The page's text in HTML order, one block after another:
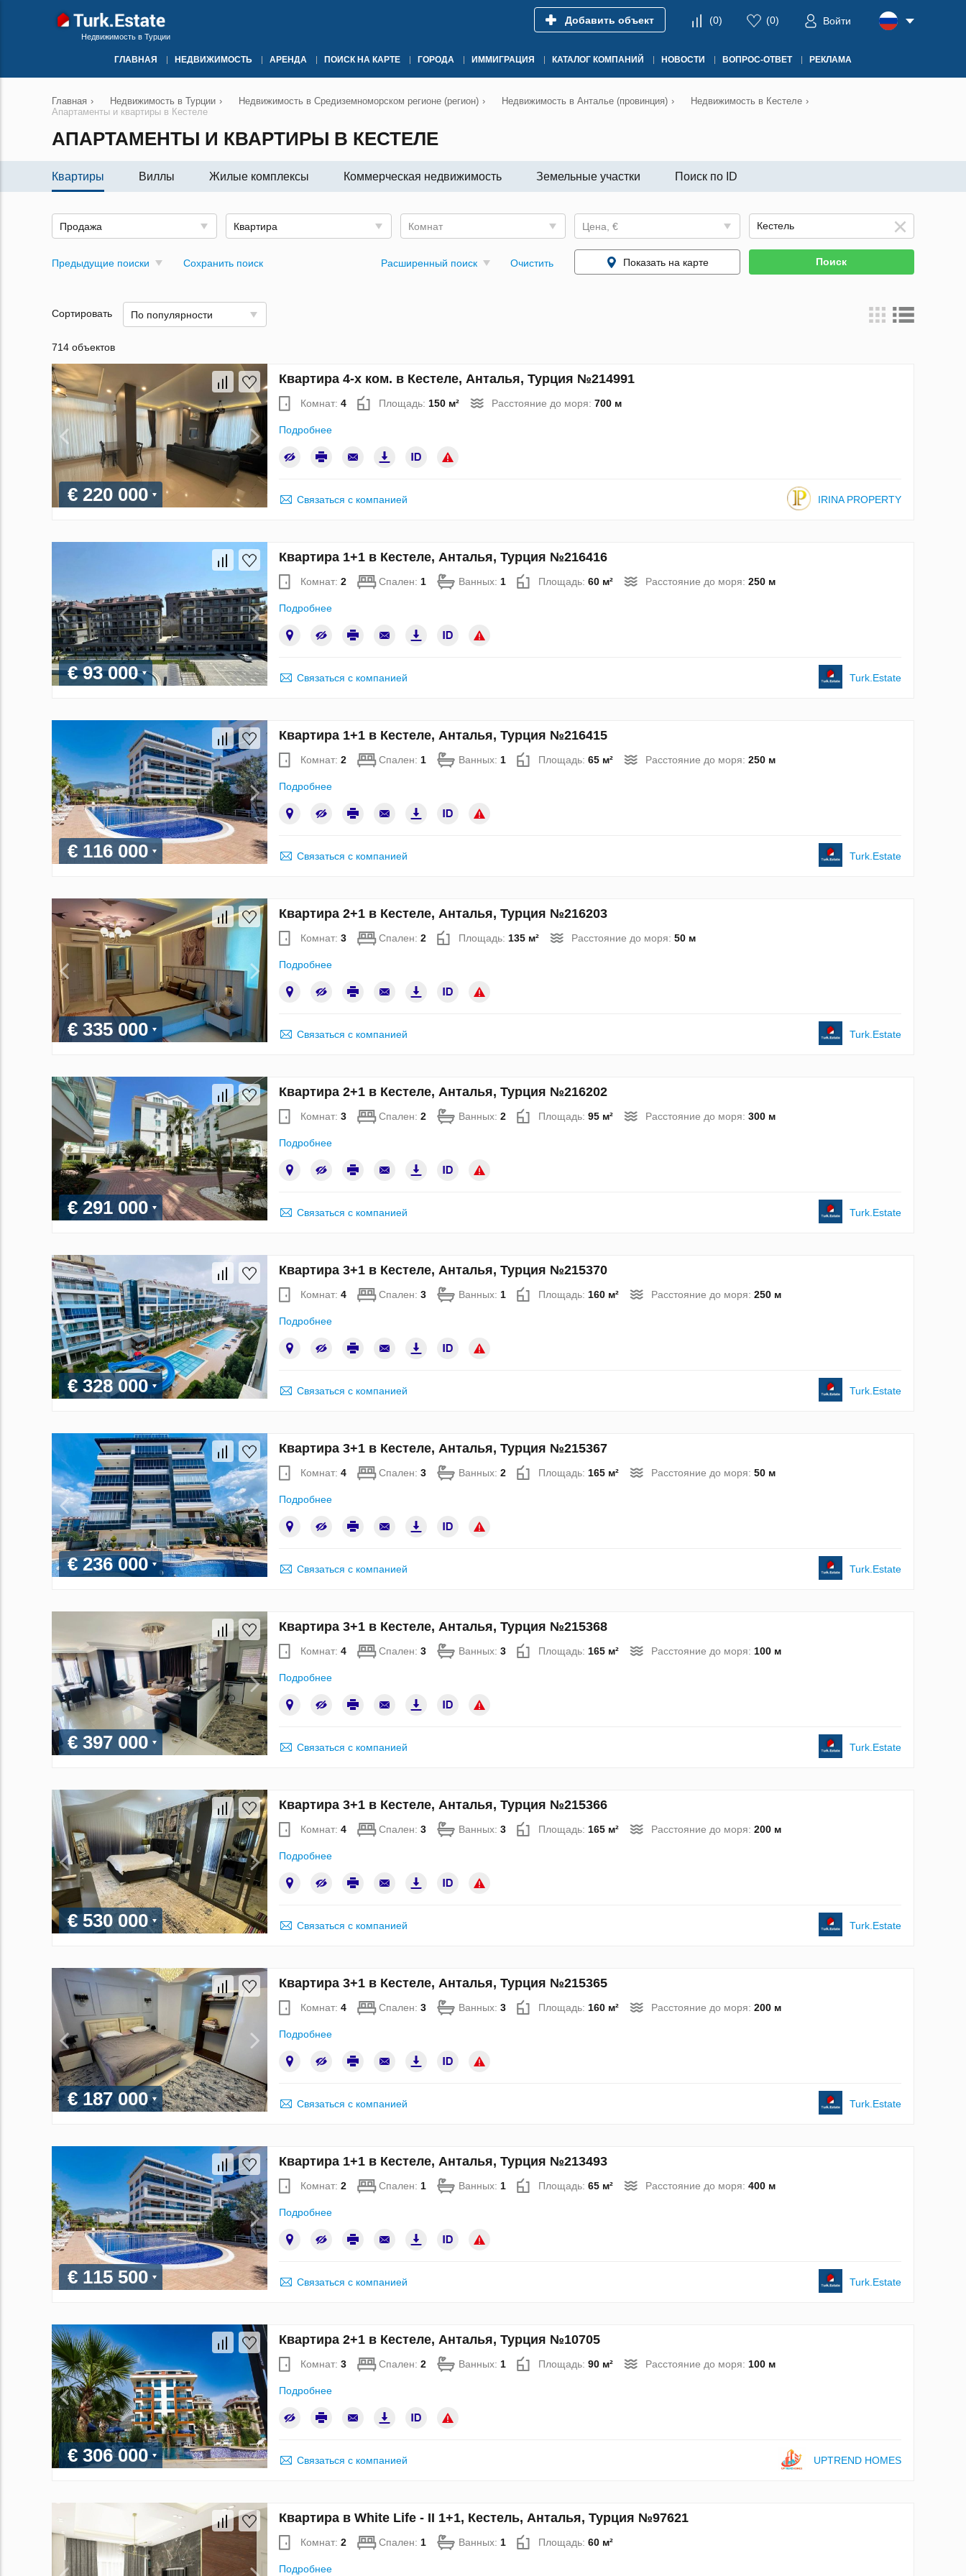
Недвижимость в Турции
Добавить объект (0) (0) Войти
ГЛАВНАЯ НЕДВИЖИМОСТЬ АРЕНДА ПОИСК НА КАРТЕ ГОРОДА ИММИГРАЦИЯ КАТАЛОГ КОМПАНИЙ НОВОСТИ ВОПРОС-ОТВЕТ РЕКЛАМА
Главная › Недвижимость в Турции › Недвижимость в Средиземноморском регионе (регион) › Недвижимость в Анталье (провинция) › Недвижимость в Кестеле ›
Апартаменты и квартиры в Кестеле
АПАРТАМЕНТЫ И КВАРТИРЫ В КЕСТЕЛЕ
Квартиры Виллы Жилые комплексы Коммерческая недвижимость Земельные участки Поиск по ID
Продажа Квартира Комнат Цена, €
Предыдущие поиски Сохранить поиск Расширенный поиск Очистить Показать на карте Поиск
Сортировать По популярности
714 объектов
€ 220 000
Квартира 4-х ком. в Кестеле, Анталья, Турция №214991
Комнат: 4 Площадь: 150 м² Расстояние до моря: 700 м
Подробнее
Связаться с компанией IRINA PROPERTY
€ 93 000
Квартира 1+1 в Кестеле, Анталья, Турция №216416
Комнат: 2 Спален: 1 Ванных: 1 Площадь: 60 м² Расстояние до моря: 250 м
Подробнее
Связаться с компанией Turk.Estate
€ 116 000
Квартира 1+1 в Кестеле, Анталья, Турция №216415
Комнат: 2 Спален: 1 Ванных: 1 Площадь: 65 м² Расстояние до моря: 250 м
Подробнее
Связаться с компанией Turk.Estate
€ 335 000
Квартира 2+1 в Кестеле, Анталья, Турция №216203
Комнат: 3 Спален: 2 Площадь: 135 м² Расстояние до моря: 50 м
Подробнее
Связаться с компанией Turk.Estate
€ 291 000
Квартира 2+1 в Кестеле, Анталья, Турция №216202
Комнат: 3 Спален: 2 Ванных: 2 Площадь: 95 м² Расстояние до моря: 300 м
Подробнее
Связаться с компанией Turk.Estate
€ 328 000
Квартира 3+1 в Кестеле, Анталья, Турция №215370
Комнат: 4 Спален: 3 Ванных: 1 Площадь: 160 м² Расстояние до моря: 250 м
Подробнее
Связаться с компанией Turk.Estate
€ 236 000
Квартира 3+1 в Кестеле, Анталья, Турция №215367
Комнат: 4 Спален: 3 Ванных: 2 Площадь: 165 м² Расстояние до моря: 50 м
Подробнее
Связаться с компанией Turk.Estate
€ 397 000
Квартира 3+1 в Кестеле, Анталья, Турция №215368
Комнат: 4 Спален: 3 Ванных: 3 Площадь: 165 м² Расстояние до моря: 100 м
Подробнее
Связаться с компанией Turk.Estate
€ 530 000
Квартира 3+1 в Кестеле, Анталья, Турция №215366
Комнат: 4 Спален: 3 Ванных: 3 Площадь: 165 м² Расстояние до моря: 200 м
Подробнее
Связаться с компанией Turk.Estate
€ 187 000
Квартира 3+1 в Кестеле, Анталья, Турция №215365
Комнат: 4 Спален: 3 Ванных: 3 Площадь: 160 м² Расстояние до моря: 200 м
Подробнее
Связаться с компанией Turk.Estate
€ 115 500
Квартира 1+1 в Кестеле, Анталья, Турция №213493
Комнат: 2 Спален: 1 Ванных: 1 Площадь: 65 м² Расстояние до моря: 400 м
Подробнее
Связаться с компанией Turk.Estate
€ 306 000
Квартира 2+1 в Кестеле, Анталья, Турция №10705
Комнат: 3 Спален: 2 Ванных: 1 Площадь: 90 м² Расстояние до моря: 100 м
Подробнее
Связаться с компанией UPTREND HOMES
Квартира в White Life - II 1+1, Кестель, Анталья, Турция №97621
Комнат: 2 Спален: 1 Ванных: 1 Площадь: 60 м²
Подробнее